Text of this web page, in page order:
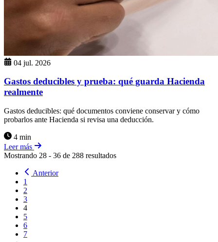
04 jul. 2026
Gastos deducibles y prueba: qué guarda Hacienda
realmente
Gastos deducibles: qué documentos conviene conservar y cómo
probarlos ante Hacienda si revisa una deducción.
4 min
Leer más
Mostrando 28 - 36 de 288 resultados
Anterior
1
2
3
4
5
6
7